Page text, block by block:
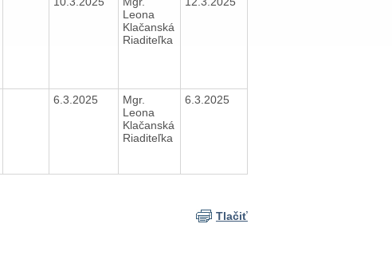
Leona
Klačanská
Riaditeľka
6.3.2025
Mgr.
Leona
Klačanská
Riaditeľka
6.3.2025
Tlačiť